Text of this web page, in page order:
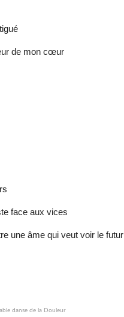
de mon cœur
face aux vices
une âme qui veut voir le futur